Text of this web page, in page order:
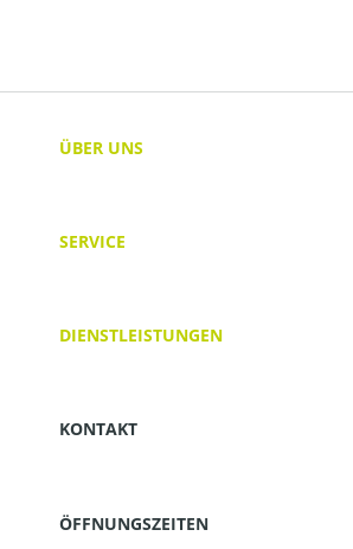
ÜBER UNS
SERVICE
DIENSTLEISTUNGEN
KONTAKT
ÖFFNUNGSZEITEN